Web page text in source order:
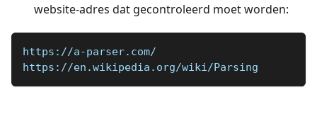
website-adres dat gecontroleerd moet worden:
https://a-parser.com/
https://en.wikipedia.org/wiki/Parsing